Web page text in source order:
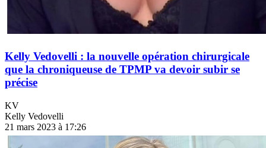
Kelly Vedovelli : la nouvelle opération chirurgicale
que la chroniqueuse de TPMP va devoir subir se
précise
KV
Kelly Vedovelli
21 mars 2023 à 17:26